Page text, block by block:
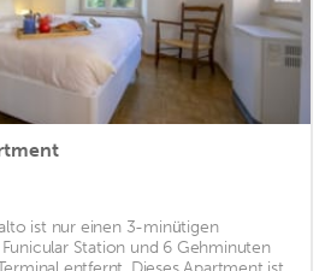
ist nur einen 3-minütigen
Station und 6 Gehminuten